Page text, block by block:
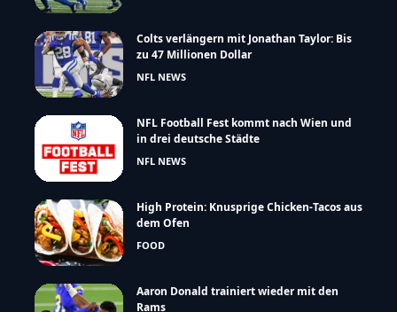
Colts verlängern mit Jonathan Taylor: Bis
zu 47 Millionen Dollar
NFL NEWS
NFL Football Fest kommt nach Wien und
in drei deutsche Städte
NFL NEWS
High Protein: Knusprige Chicken-Tacos aus
dem Ofen
FOOD
Aaron Donald trainiert wieder mit den
Rams